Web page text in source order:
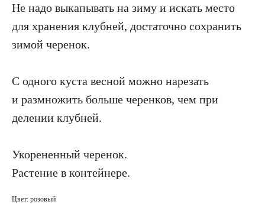
Не надо выкапывать на зиму и искать место
для хранения клубней, достаточно сохранить
зимой черенок.
С одного куста весной можно нарезать
и размножить больше черенков, чем при
делении клубней.
Укорененный черенок.
Растение в контейнере.
Цвет: розовый